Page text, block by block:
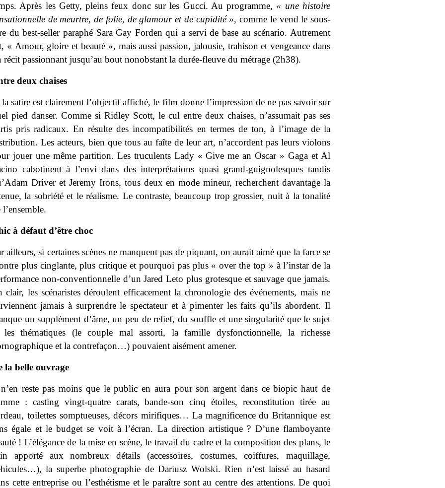
Après les Getty, pleins feux donc sur les Gucci. Au programme, « une histoire
de meurtre, de folie, de glamour et de cupidité », comme le vend le sous-
du best-seller paraphé Sara Gay Forden qui a servi de base au scénario. Autrement
« Amour, gloire et beauté », mais aussi passion, jalousie, trahison et vengeance dans
récit passionnant jusqu’au bout nonobstant la durée-fleuve du métrage (2h38).
deux chaises
la satire est clairement l’objectif affiché, le film donne l’impression de ne pas savoir sur
pied danser. Comme si Ridley Scott, le cul entre deux chaises, n’assumait pas ses
pris radicaux. En résulte des incompatibilités en termes de ton, à l’image de la
Les acteurs, bien que tous au faîte de leur art, n’accordent pas leurs violons
jouer une même partition. Les truculents Lady « Give me an Oscar » Gaga et Al
cabotinent à l’envi dans des interprétations quasi grand-guignolesques tandis
Driver et Jeremy Irons, tous deux en mode mineur, recherchent davantage la
la sobriété et le réalisme. Le contraste, beaucoup trop grossier, nuit à la tonalité
l’ensemble.
à défaut d’être choc
ailleurs, si certaines scènes ne manquent pas de piquant, on aurait aimé que la farce se
plus cinglante, plus critique et pourquoi pas plus « over the top » à l’instar de la
non-conventionnelle d’un Jared Leto plus grotesque et sauvage que jamais.
clair, les scénaristes déroulent efficacement la chronologie des événements, mais ne
jamais à surprendre le spectateur et à pimenter les faits qu’ils abordent. Il
un supplément d’âme, un peu de relief, du souffle et une singularité que le sujet
les thématiques (le couple mal assorti, la famille dysfonctionnelle, la richesse
et la contrefaçon…) pouvaient aisément amener.
la belle ouvrage
reste pas moins que le public en aura pour son argent dans ce biopic haut de
: casting vingt-quatre carats, bande-son cinq étoiles, reconstitution tirée au
toilettes somptueuses, décors mirifiques… La magnificence du Britannique est
égale et le budget se voit à l’écran. La direction artistique ? D’une flamboyante
! L’élégance de la mise en scène, le travail du cadre et la composition des plans, le
apporté aux nombreux détails (accessoires, costumes, coiffures, maquillage,
la superbe photographie de Dariusz Wolski. Rien n’est laissé au hasard
cette entreprise ou l’esthétisme et le paraître sont au centre des attentions. De quoi